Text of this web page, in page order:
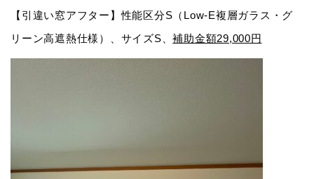
【引違い窓アフター】性能区分S（Low-E複層ガラス・グ
リーン高遮熱仕様）、サイズS、補助金額29,000円